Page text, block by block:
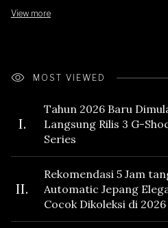
View more
MOST VIEWED
I.
Tahun 2026 Baru
Langsung Rilis 3 G-
Series
II.
Rekomendasi 5 Jam
Automatic Jepang
Cocok Dikoleksi di 2026